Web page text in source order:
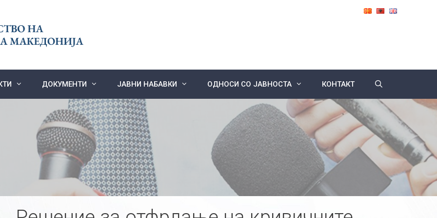
ДОКУМЕНТИ ЈАВНИ НАБАВКИ ОДНОСИ СО ЈАВНОСТА КОНТАКТ